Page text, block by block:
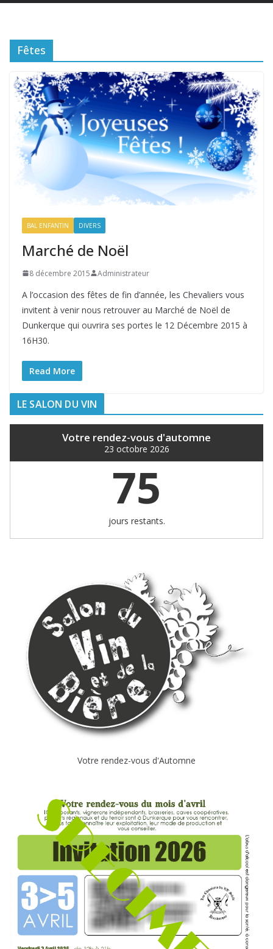
Fêtes
BAL ENFANTIN DIVERS
Marché de Noël
8 décembre 2015 Administrateur
A l’occasion des fêtes de fin d’année, les Chevaliers vous
invitent à venir nous retrouver au Marché de Noël de
Dunkerque qui ouvrira ses portes le 12 Décembre 2015 à
16H30.
Read More
LE SALON DU VIN
Votre rendez-vous d'automne
23 octobre 2026
75
jours restants.
Votre rendez-vous d'Automne